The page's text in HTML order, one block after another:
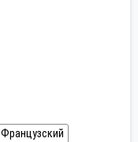
Французский